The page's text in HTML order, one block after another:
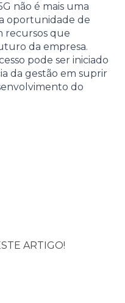
não é mais uma
oportunidade de
recursos que
da empresa.
pode ser iniciado
da gestão em suprir
do
ARTIGO!